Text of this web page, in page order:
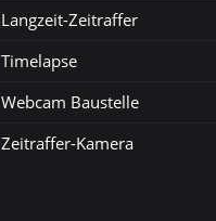
Langzeit-Zeitraffer
Timelapse
Webcam Baustelle
Zeitraffer-Kamera